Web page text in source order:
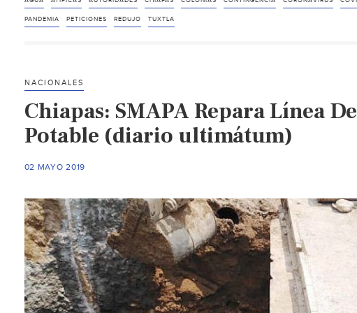
PANDEMIA PETICIONES REDUJO TUXTLA
NACIONALES
Chiapas: SMAPA Repara Línea
Potable (diario ultimátum)
02 MAYO 2019